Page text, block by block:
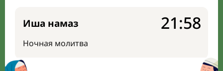
Иша намаз
Ночная молитва
21:58